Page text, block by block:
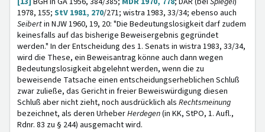
1978, 155; StV 1981, 270/271; wistra 1983, 33/34; ebenso auch
Seibertin NJW 1960, 19, 20: "Die Bedeutungslosigkeit darf zudem
keinesfalls auf das bisherige Beweisergebnis gegründet
werden." In der Entscheidung des 1. Senats in wistra 1983, 33/34,
wird die These, ein Beweisantrag könne auch dann wegen
Bedeutungslosigkeit abgelehnt werden, wenn die zu
beweisende Tatsache einen entscheidungserheblichen Schluß
zwar zuließe, das Gericht in freier Beweiswürdigung diesen
Schluß aber nicht zieht, noch ausdrücklich als Rechtsmeinung
bezeichnet, als deren UrheberHerdegen(in KK, StPO, 1. Aufl.,
Rdnr. 83 zu § 244) ausgemacht wird.